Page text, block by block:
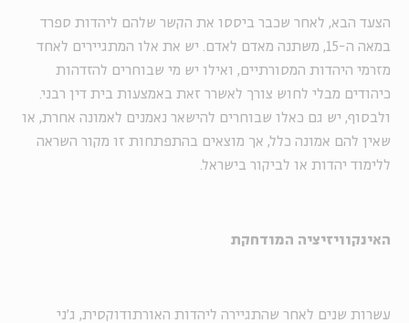
הצעד הבא, לאחר שכבר ביססו את הקשר שלהם ליהדות ספרד
במאה ה-15, משתנה מאדם לאדם. יש את אלו המתגיירים לאחד
מזרמי היהדות המסורתיים, ואילו יש מי שבוחרים להזדהות
כיהודים מבלי לחוש צורך לאשרר זאת באמצעות בית דין רבני.
ולבסוף, יש גם כאלו שבוחרים להישאר נאמנים לאמונה אחרת, או
שאין להם אמונה כלל, אך מוצאים בהתפתחות זו מקור השראה
ללימוד יהדות או לביקור בישראל.
האינקוויזיציה המודחקת
עשרות שנים לאחר שהתגיירה ליהדות האורתודוקסית, ג'ני